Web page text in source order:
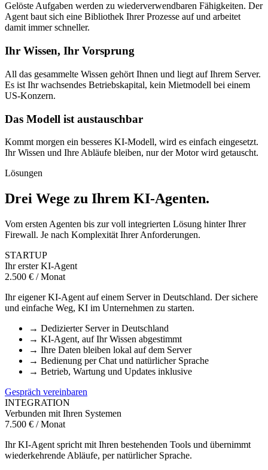
Gelöste Aufgaben werden zu wiederverwendbaren Fähigkeiten. Der
Agent baut sich eine Bibliothek Ihrer Prozesse auf und arbeitet
damit immer schneller.
Ihr Wissen, Ihr Vorsprung
All das gesammelte Wissen gehört Ihnen und liegt auf Ihrem Server.
Es ist Ihr wachsendes Betriebskapital, kein Mietmodell bei einem
US-Konzern.
Das Modell ist austauschbar
Kommt morgen ein besseres KI-Modell, wird es einfach eingesetzt.
Ihr Wissen und Ihre Abläufe bleiben, nur der Motor wird getauscht.
Lösungen
Drei Wege zu Ihrem KI-Agenten.
Vom ersten Agenten bis zur voll integrierten Lösung hinter Ihrer
Firewall. Je nach Komplexität Ihrer Anforderungen.
STARTUP
Ihr erster KI-Agent
2.500 € / Monat
Ihr eigener KI-Agent auf einem Server in Deutschland. Der sichere
und einfache Weg, KI im Unternehmen zu starten.
→ Dedizierter Server in Deutschland
→ KI-Agent, auf Ihr Wissen abgestimmt
→ Ihre Daten bleiben lokal auf dem Server
→ Bedienung per Chat und natürlicher Sprache
→ Betrieb, Wartung und Updates inklusive
Gespräch vereinbaren
INTEGRATION
Verbunden mit Ihren Systemen
7.500 € / Monat
Ihr KI-Agent spricht mit Ihren bestehenden Tools und übernimmt
wiederkehrende Abläufe, per natürlicher Sprache.